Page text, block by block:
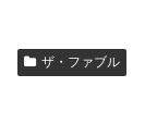
ザ・ファブル